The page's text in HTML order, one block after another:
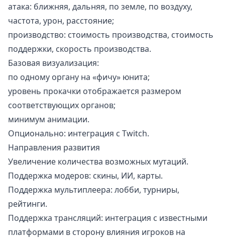
атака: ближняя, дальняя, по земле, по воздуху,
частота, урон, расстояние;
производство: стоимость производства, стоимость
поддержки, скорость производства.
Базовая визуализация:
по одному органу на «фичу» юнита;
уровень прокачки отображается размером
соответствующих органов;
минимум анимации.
Опционально: интеграция с Twitch.
Направления развития
Увеличение количества возможных мутаций.
Поддержка модеров: скины, ИИ, карты.
Поддержка мультиплеера: лобби, турниры,
рейтинги.
Поддержка трансляций: интеграция с известными
платформами в сторону влияния игроков на